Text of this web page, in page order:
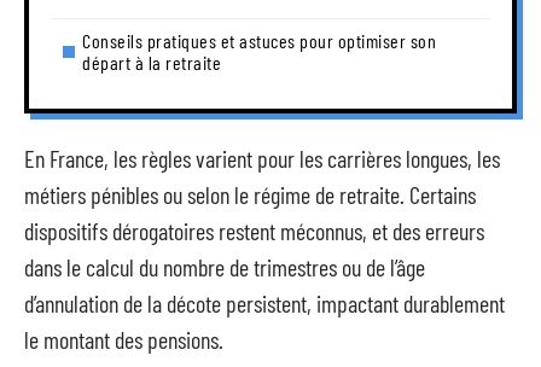
Conseils pratiques et astuces pour optimiser son
départ à la retraite
En France, les règles varient pour les carrières longues, les
métiers pénibles ou selon le régime de retraite. Certains
dispositifs dérogatoires restent méconnus, et des erreurs
dans le calcul du nombre de trimestres ou de l’âge
d’annulation de la décote persistent, impactant durablement
le montant des pensions.